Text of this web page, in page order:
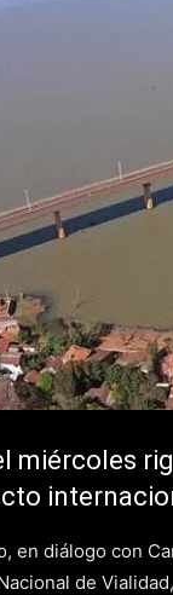
miércoles
en diálogo con
de